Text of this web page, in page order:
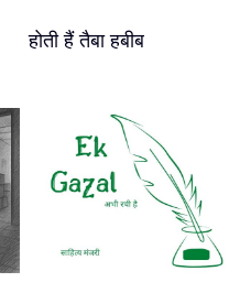
होती हैं तैबा हबीब